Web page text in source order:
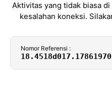
Aktivitas yang tidak biasa
kesalahan koneksi.
Nomor Referensi :